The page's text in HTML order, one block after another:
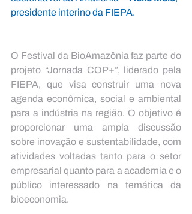
presidente interino da FIEPA.
O Festival da BioAmazônia faz parte do
projeto “Jornada COP+”, liderado pela
FIEPA, que visa construir uma nova
agenda econômica, social e ambiental
para a indústria na região. O objetivo é
proporcionar uma ampla discussão
sobre inovação e sustentabilidade, com
atividades voltadas tanto para o setor
empresarial quanto para a academia e o
público interessado na temática da
bioeconomia.